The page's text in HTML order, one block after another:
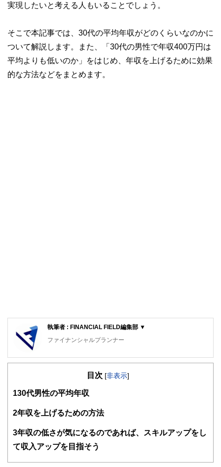
実現したいと考える人もいることでしょう。
そこで本記事では、30代の平均年収がどのくらいなのかに
ついて解説します。また、「30代の男性で年収400万円は
平均よりも低いのか」をはじめ、年収を上げるために効果
的な方法などをまとめます。
執筆者 : FINANCIAL FIELD編集部 ▼
ファイナンシャルプランナー
FinancialField編集部は、金融、経済に関する記事を、日々
知識がない方でも理解できるようわかりやすく発信していま
得者を中心に「お金や暮らし」に関する書籍・雑誌の編集経
験者で構成され、企画立案から記事掲載まですべての工程に
FinancialFieldの特徴は、ファイナンシャルプランナー、弁
ドバイザー、DCプランナー、公認会計士、社会保険労務
目次 [非表示]
1 30代男性の平均年収
2年収を上げるための方法
3年収の低さが気になるのであれば、スキルアップをし
て収入アップを目指そう